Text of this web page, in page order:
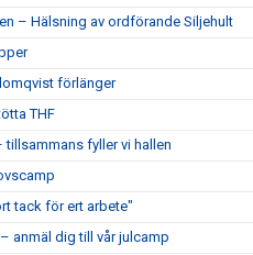
– Hälsning av ordförande Siljehult
förlänger
THF
fyller vi hallen
tack för ert arbete"
anmäl dig till vår julcamp